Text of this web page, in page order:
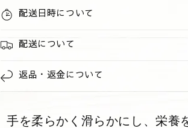
配送日時について
配送について
返品・返金について
手を柔らかく滑らかにし、栄養